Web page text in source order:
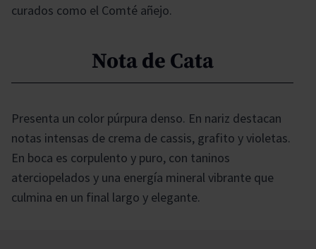
curados como el Comté añejo.
Nota de Cata
Presenta un color púrpura denso. En nariz destacan
notas intensas de crema de cassis, grafito y violetas.
En boca es corpulento y puro, con taninos
aterciopelados y una energía mineral vibrante que
culmina en un final largo y elegante.